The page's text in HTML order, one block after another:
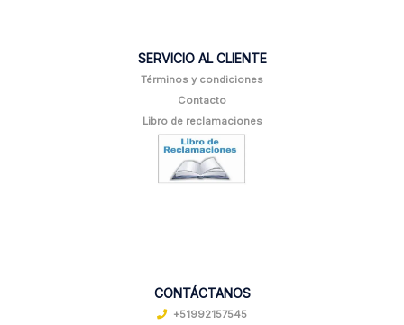
SERVICIO AL CLIENTE
Términos y condiciones
Contacto
Libro de reclamaciones
CONTÁCTANOS
+51992157545